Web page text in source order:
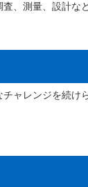
、測量、設計な
ャレンジを続